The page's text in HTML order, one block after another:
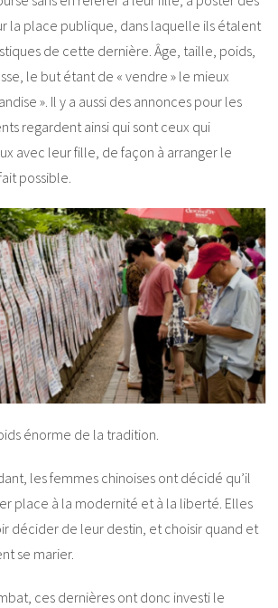
la place publique, dans laquelle ils étalent
de cette dernière. Âge, taille, poids,
le but étant de « vendre » le mieux
». Il y a aussi des annonces pour les
regardent ainsi qui sont ceux qui
avec leur fille, de façon à arranger le
possible.
énorme de la tradition.
les femmes chinoises ont décidé qu’il
place à la modernité et à la liberté. Elles
décider de leur destin, et choisir quand et
se marier.
ces dernières ont donc investi le